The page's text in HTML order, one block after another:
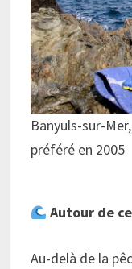
Banyuls-sur-
préféré en 2005
Autour de
Au-delà de la